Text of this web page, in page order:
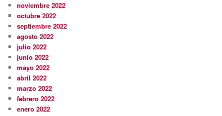
noviembre 2022
octubre 2022
septiembre 2022
agosto 2022
julio 2022
junio 2022
mayo 2022
abril 2022
marzo 2022
febrero 2022
enero 2022